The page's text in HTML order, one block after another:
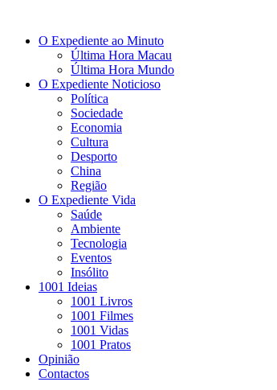
O Expediente ao Minuto
Última Hora Macau
Última Hora Mundo
O Expediente Noticioso
Política
Sociedade
Economia
Cultura
Desporto
China
Região
O Expediente Vida
Saúde
Ambiente
Tecnologia
Eventos
Insólito
1001 Ideias
1001 Livros
1001 Filmes
1001 Vidas
1001 Pratos
Opinião
Contactos